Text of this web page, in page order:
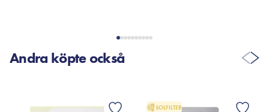
Andra köpte också
SOLFILTER